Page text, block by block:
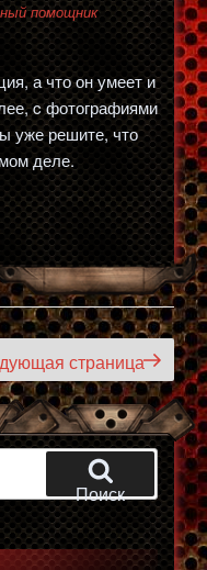
помощник
а что он умеет и
c фотографиями
уже решите, что
деле.
страница
Поиск